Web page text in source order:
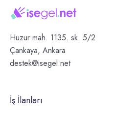
Huzur mah. 1135. sk. 5/2
Çankaya, Ankara
destek@isegel.net
İş İlanları